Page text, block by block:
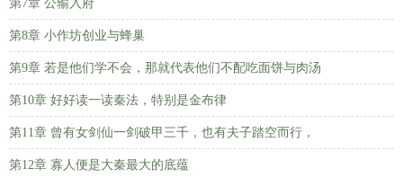
第7章 公输入府
第8章 小作坊创业与蜂巢
第9章 若是他们学不会，那就代表他们不配吃面饼与肉汤
第10章 好好读一读秦法，特别是金布律
第11章 曾有女剑仙一剑破甲三千，也有夫子踏空而行，
第12章 寡人便是大秦最大的底蕴